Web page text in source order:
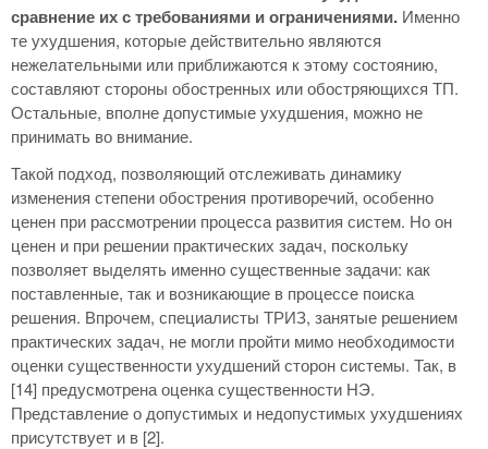
сравнение их с требованиями и ограничениями. Именно
те ухудшения, которые действительно являются
нежелательными или приближаются к этому состоянию,
составляют стороны обостренных или обостряющихся ТП.
Остальные, вполне допустимые ухудшения, можно не
принимать во внимание.
Такой подход, позволяющий отслеживать динамику
изменения степени обострения противоречий, особенно
ценен при рассмотрении процесса развития систем. Но он
ценен и при решении практических задач, поскольку
позволяет выделять именно существенные задачи: как
поставленные, так и возникающие в процессе поиска
решения. Впрочем, специалисты ТРИЗ, занятые решением
практических задач, не могли пройти мимо необходимости
оценки существенности ухудшений сторон системы. Так, в
[14] предусмотрена оценка существенности НЭ.
Представление о допустимых и недопустимых ухудшениях
присутствует и в [2].